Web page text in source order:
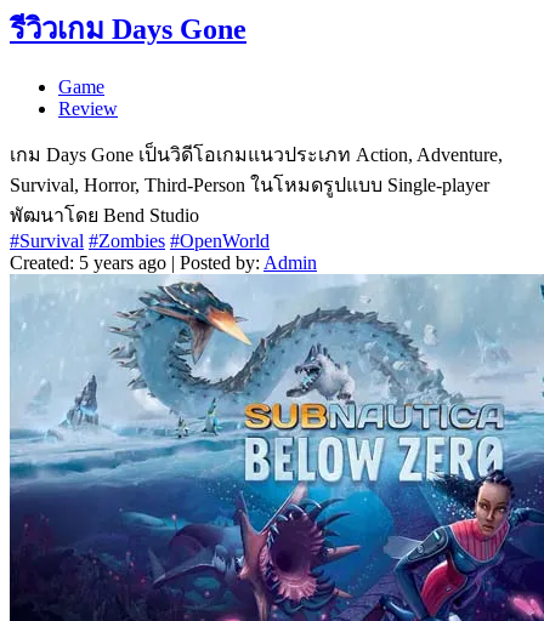
รีวิวเกม Days Gone
Game
Review
เกม Days Gone เป็นวิดีโอเกมแนวประเภท Action, Adventure,
Survival, Horror, Third-Person ในโหมดรูปแบบ Single-player
พัฒนาโดย Bend Studio
#Survival #Zombies #OpenWorld
Created: 5 years ago | Posted by: Admin